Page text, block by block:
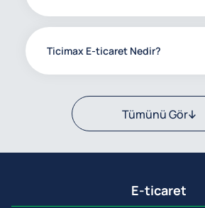
Ticimax E-ticaret Nedir?
Tümünü Gör
E-ticaret